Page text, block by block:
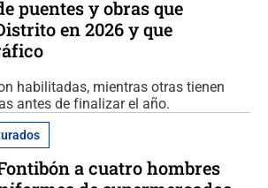
puentes y obras que
en 2026 y que
habilitadas, mientras otras tienen
antes de finalizar el año.
a cuatro hombres